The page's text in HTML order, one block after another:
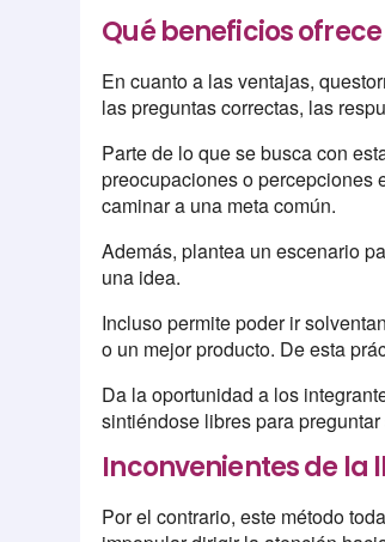
Qué beneficios
En cuanto a las ventajas,
las preguntas correctas, las
Parte de lo que se busca con
preocupaciones o percepciones
caminar a una meta común.
Además, plantea un escenario
una idea.
Incluso permite poder ir
o un mejor producto. De esta
Da la oportunidad a los
sintiéndose libres para
Inconvenientes de la
Por el contrario, este método